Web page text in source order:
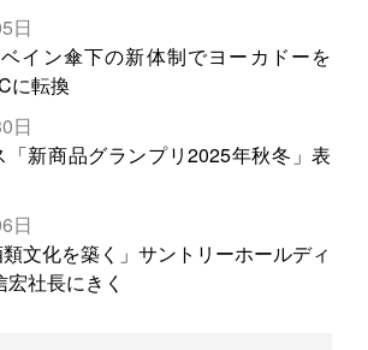
けて、米輸出需要の拡大を」
日
イン傘下の新体制でヨーカドーを
に転換
日
「新商品グランプリ2025年秋冬」表
日
類文化を築く」サントリーホールディ
社長にきく